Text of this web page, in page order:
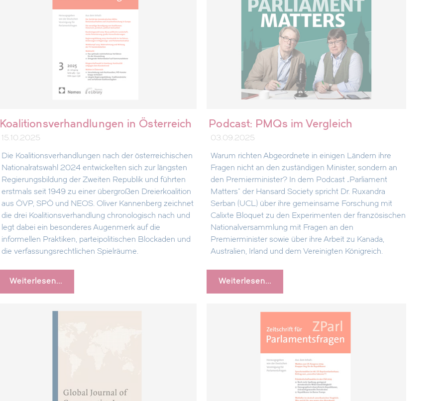
Koalitionsverhandlungen in Österreich
15.10.2025
Die Koalitionsverhandlungen nach der österreichischen
Nationalratswahl 2024 entwickelten sich zur längsten
Regierungsbildung der Zweiten Republik und führten
erstmals seit 1949 zu einer übergroßen Dreierkoalition
aus ÖVP, SPÖ und NEOS. Oliver Kannenberg zeichnet
die drei Koalitionsverhandlung chronologisch nach und
legt dabei ein besonderes Augenmerk auf die
informellen Praktiken, parteipolitischen Blockaden und
die verfassungsrechtlichen Spielräume.
Weiterlesen...
Podcast: PMQs im Vergleich
03.09.2025
Warum richten Abgeordnete in einigen Ländern ihre
Fragen nicht an den zuständigen Minister, sondern an
den Premierminister? In dem Podcast „Parliament
Matters“ der Hansard Society spricht Dr. Ruxandra
Serban (UCL) über ihre gemeinsame Forschung mit
Calixte Bloquet zu den Experimenten der französischen
Nationalversammlung mit Fragen an den
Premierminister sowie über ihre Arbeit zu Kanada,
Australien, Irland und dem Vereinigten Königreich.
Weiterlesen...